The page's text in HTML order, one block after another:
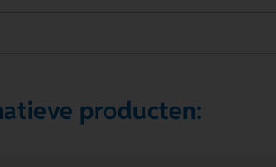
producten: